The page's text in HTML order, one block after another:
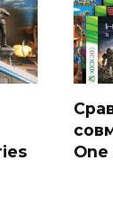
One